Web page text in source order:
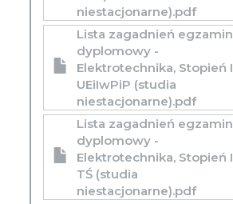
niestacjonarne).pdf
Lista zagadnień egzamin
dyplomowy -
Elektrotechnika, Stopień I
UEiIwPiP (studia
niestacjonarne).pdf
Lista zagadnień egzamin
dyplomowy -
Elektrotechnika, Stopień I
TŚ (studia
niestacjonarne).pdf